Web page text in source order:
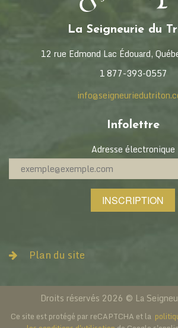
La Seigneurie du
12 rue Edmond Lac Édouard,
1 877-393-0557
Infolettre
Adresse électronique
INSCRIPTION
Plan du site
L’identité Triton
Notre historique
Droits réservés 2026 © La
Ce site est protégé par reCAPTCHA et la